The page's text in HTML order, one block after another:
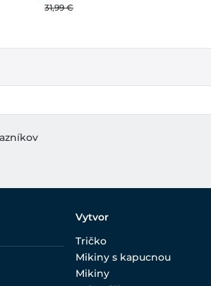
31,99 €
Vytvor
Tričko
Mikiny s kapucnou
Mikiny